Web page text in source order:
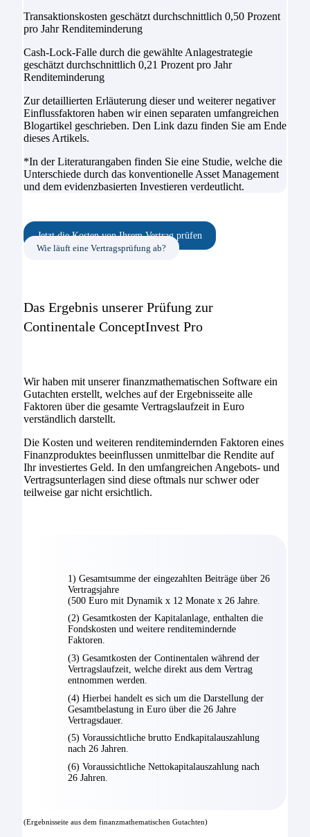
Transaktionskosten geschätzt durchschnittlich 0,50 Prozent
pro Jahr Renditeminderung
Cash-Lock-Falle durch die gewählte Anlagestrategie
geschätzt durchschnittlich 0,21 Prozent pro Jahr
Renditeminderung
Zur detaillierten Erläuterung dieser und weiterer negativer
Einflussfaktoren haben wir einen separaten umfangreichen
Blogartikel geschrieben. Den Link dazu finden Sie am Ende
dieses Artikels.
*In der Literaturangaben finden Sie eine Studie, welche die
Unterschiede durch das konventionelle Asset Management
und dem evidenzbasierten Investieren verdeutlicht.
Jetzt die Kosten von Ihrem Vertrag prüfen
Wie läuft eine Vertragsprüfung ab?
Das Ergebnis unserer Prüfung zur
Continentale ConceptInvest Pro
Wir haben mit unserer finanzmathematischen Software ein
Gutachten erstellt, welches auf der Ergebnisseite alle
Faktoren über die gesamte Vertragslaufzeit in Euro
verständlich darstellt.
Die Kosten und weiteren renditemindernden Faktoren eines
Finanzproduktes beeinflussen unmittelbar die Rendite auf
Ihr investiertes Geld. In den umfangreichen Angebots- und
Vertragsunterlagen sind diese oftmals nur schwer oder
teilweise gar nicht ersichtlich.
1) Gesamtsumme der eingezahlten Beiträge über 26
Vertragsjahre
(500 Euro mit Dynamik x 12 Monate x 26 Jahre.
(2) Gesamtkosten der Kapitalanlage, enthalten die
Fondskosten und weitere renditemindernde
Faktoren.
(3) Gesamtkosten der Continentalen während der
Vertragslaufzeit, welche direkt aus dem Vertrag
entnommen werden.
(4) Hierbei handelt es sich um die Darstellung der
Gesamtbelastung in Euro über die 26 Jahre
Vertragsdauer.
(5) Voraussichtliche brutto Endkapitalauszahlung
nach 26 Jahren.
(6) Voraussichtliche Nettokapitalauszahlung nach
26 Jahren.
(Ergebnisseite aus dem finanzmathematischen Gutachten)